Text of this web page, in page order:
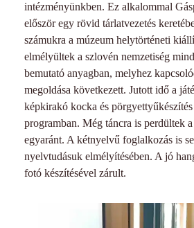
intézményünkben. Ez alkalommal
először egy rövid tárlatvezetés
számukra a múzeum helytörténeti
elmélyültek a szlovén nemzetiség
bemutató anyagban, melyhez
megoldása következett. Jutott idő a
képkirakó kocka és pörgyettyűkészítés
programban. Még táncra is perdültek
egyaránt. A kétnyelvű foglalkozás is
nyelvtudásuk elmélyítésében. A jó
fotó készítésével zárult.